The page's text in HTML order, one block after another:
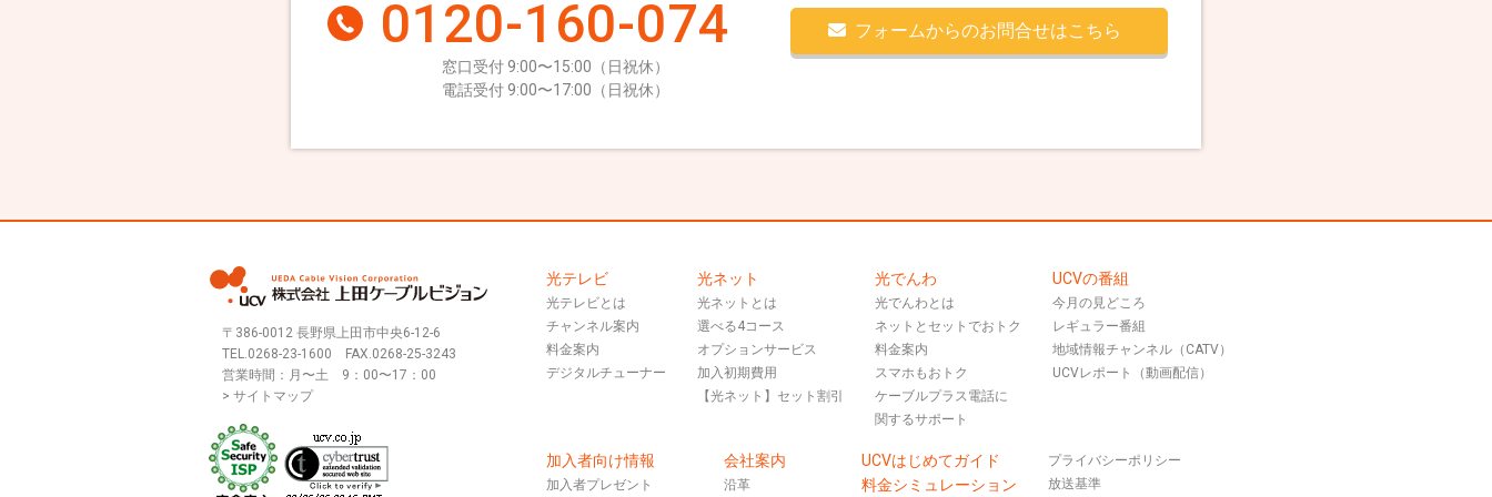
0120-160-074
窓口受付 9:00〜15:00（日祝休）
電話受付 9:00〜17:00（日祝休）
フォームからのお問合せはこちら
〒386-0012 長野県上田市中央6-12-6
TEL.0268-23-1600 FAX.0268-25-3243
営業時間：月〜土 9：00〜17：00
> サイトマップ
光テレビ
光テレビとは
チャンネル案内
料金案内
デジタルチューナー
光ネット
光ネットとは
選べる4コース
オプションサービス
加入初期費用
【光ネット】セット割引
光でんわ
光でんわとは
ネットとセットでおトク
料金案内
スマホもおトク
ケーブルプラス電話に
関するサポート
UCVの番組
今月の見どころ
レギュラー番組
地域情報チャンネル（CATV）
UCVレポート（動画配信）
加入者向け情報
加入者プレゼント
会社案内
沿革
UCVはじめてガイド
料金シミュレーション
プライバシーポリシー
放送基準